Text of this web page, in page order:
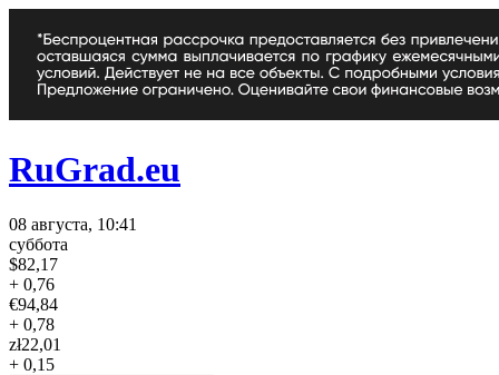
RuGrad.eu
08 августа, 10:41
суббота
$82,17
+ 0,76
€94,84
+ 0,78
zł22,01
+ 0,15